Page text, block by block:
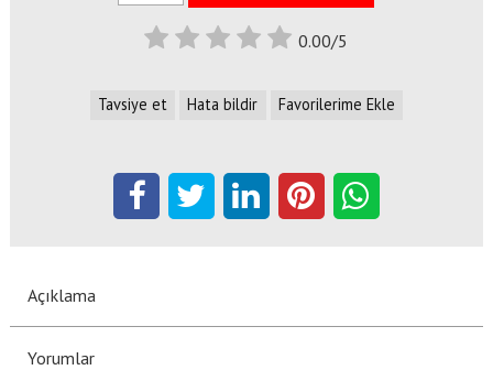
0.00/5
Tavsiye et Hata bildir Favorilerime Ekle
Açıklama
Yorumlar